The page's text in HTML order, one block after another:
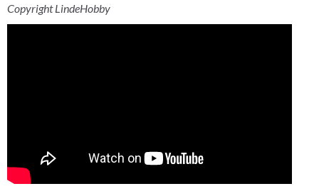
Copyright LindeHobby